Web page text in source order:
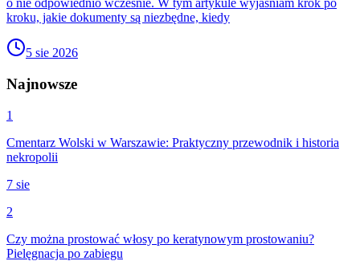
o nie odpowiednio wcześnie. W tym artykule wyjaśniam krok po
kroku, jakie dokumenty są niezbędne, kiedy
5 sie 2026
Najnowsze
1
Cmentarz Wolski w Warszawie: Praktyczny przewodnik i historia
nekropolii
7 sie
2
Czy można prostować włosy po keratynowym prostowaniu?
Pielęgnacja po zabiegu